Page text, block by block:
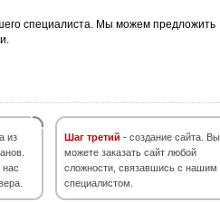
специалиста. Мы можем предложить
из
нас
Шаг третий - создание сайта. Вы
можете заказать сайт любой
сложности, связавшись с нашим
специалистом.